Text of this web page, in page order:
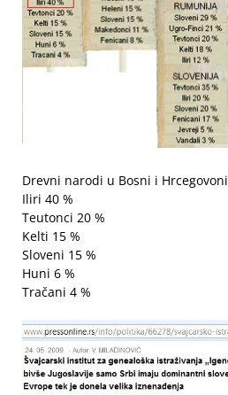
Drevni narodi u Bosni i Hrcegovoni
Iliri 40 %
Teutonci 20 %
Kelti 15 %
Sloveni 15 %
Huni 6 %
Tračani 4 %